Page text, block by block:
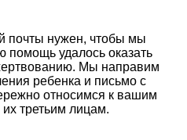
почты нужен, чтобы мы
помощь удалось оказать
Мы направим
ребенка и письмо с
относимся к вашим
третьим лицам.